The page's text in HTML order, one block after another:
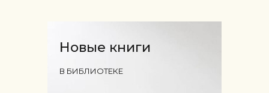
Новые книги
В БИБЛИОТЕКЕ